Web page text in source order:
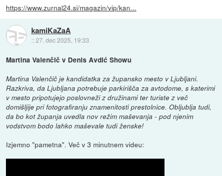
https://www.zurnal24.si/magazin/vip/kan...
kamiKaZaA
::27. dec 2025, 19:33
Martina Valenčič v Denis Avdić Showu
Martina Valenčič je kandidatka za župansko mesto v Ljubljani.
Razkriva, da Ljubljana potrebuje parkirišča za avtodome, s katerimi
v mesto pripotujejo poslovneži z družinami ter turiste z več
domišljije pri fotografiranju znamenitosti prestolnice. Obljublja tudi,
da bo kot županja uvedla nov režim maševanja - pod njenim
vodstvom bodo lahko maševale tudi ženske!
Izjemno "pametna". Več v 3 minutnem videu: